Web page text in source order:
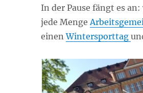
In der Pause fängt es
jede Menge
einen Wintersporttag